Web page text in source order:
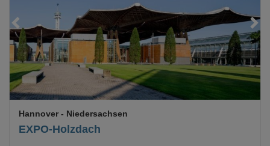
Loading...
EXPO-Holzdach
Hannover - Niedersachsen